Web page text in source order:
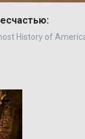
History of